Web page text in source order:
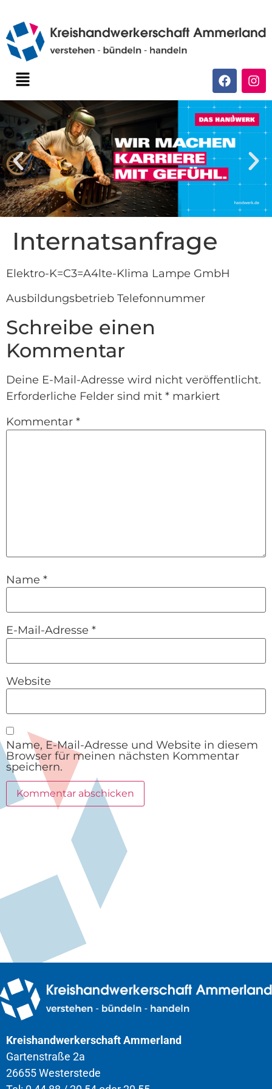
Internatsanfrage
Elektro-K=C3=A4lte-Klima Lampe GmbH
Ausbildungsbetrieb Telefonnummer
Schreibe einen
Kommentar
Deine E-Mail-Adresse wird nicht veröffentlicht.
Erforderliche Felder sind mit * markiert
Kommentar *
Name *
E-Mail-Adresse *
Website
Name, E-Mail-Adresse und Website in diesem
Browser für meinen nächsten Kommentar
speichern.
Kreishandwerkerschaft Ammerland
Gartenstraße 2a
26655 Westerstede